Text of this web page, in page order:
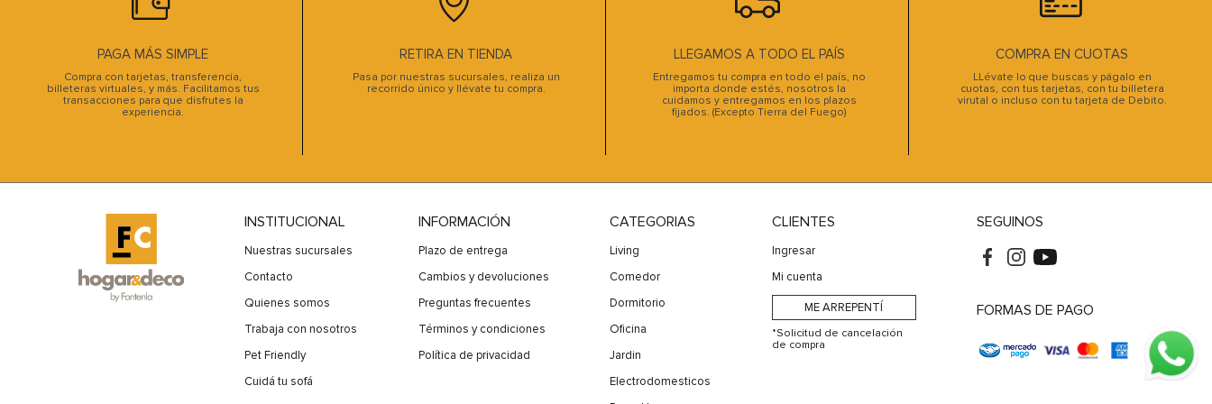
PAGA MÁS SIMPLE
Compra con tarjetas, transferencia,
billeteras virtuales, y más. Facilitamos tus
transacciones para que disfrutes la
experiencia.
RETIRA EN TIENDA
Pasa por nuestras sucursales, realiza un
recorrido único y llévate tu compra.
LLEGAMOS A TODO EL PAÍS
Entregamos tu compra en todo el país, no
importa donde estés, nosotros la
cuidamos y entregamos en los plazos
fijados. (Excepto Tierra del Fuego)
COMPRA EN CUOTAS
LLévate lo que buscas y págalo en
cuotas, con tus tarjetas, con tu billetera
virutal o incluso con tu tarjeta de Debito.
INSTITUCIONAL
Nuestras sucursales
Contacto
Quienes somos
Trabaja con nosotros
Pet Friendly
Cuidá tu sofá
INFORMACIÓN
Plazo de entrega
Cambios y devoluciones
Preguntas frecuentes
Términos y condiciones
Política de privacidad
CATEGORIAS
Living
Comedor
Dormitorio
Oficina
Jardin
Electrodomesticos
CLIENTES
Ingresar
Mi cuenta
ME ARREPENTÍ
*Solicitud de cancelación
de compra
SEGUINOS
FORMAS DE PAGO